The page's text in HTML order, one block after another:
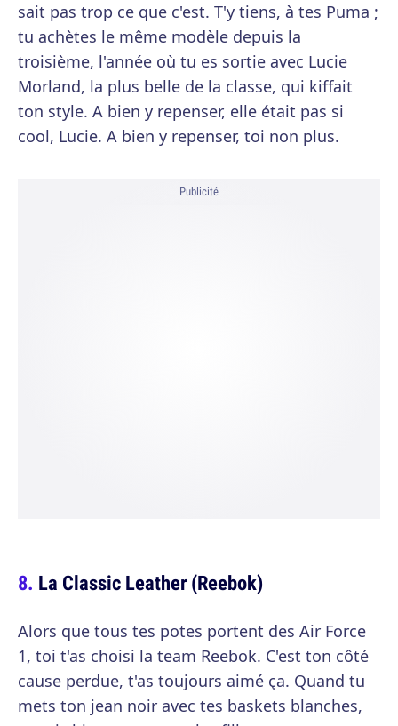
sait pas trop ce que c'est. T'y tiens, à tes Puma ;
tu achètes le même modèle depuis la
troisième, l'année où tu es sortie avec Lucie
Morland, la plus belle de la classe, qui kiffait
ton style. A bien y repenser, elle était pas si
cool, Lucie. A bien y repenser, toi non plus.
Publicité
La Classic Leather (Reebok)
Alors que tous tes potes portent des Air Force
1, toi t'as choisi la team Reebok. C'est ton côté
cause perdue, t'as toujours aimé ça. Quand tu
mets ton jean noir avec tes baskets blanches,